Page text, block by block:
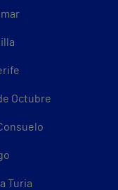
Octubre
Turia